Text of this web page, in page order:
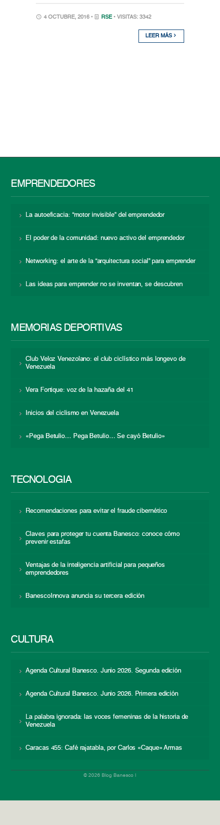
4 OCTUBRE, 2016 • RSE • VISITAS: 3342
LEER MÁS
EMPRENDEDORES
La autoeficacia: “motor invisible” del emprendedor
El poder de la comunidad: nuevo activo del emprendedor
Networking: el arte de la “arquitectura social” para emprender
Las ideas para emprender no se inventan, se descubren
MEMORIAS DEPORTIVAS
Club Veloz Venezolano: el club ciclístico más longevo de
Venezuela
Vera Fortique: voz de la hazaña del 41
Inicios del ciclismo en Venezuela
«Pega Betulio… Pega Betulio… Se cayó Betulio»
TECNOLOGÍA
Recomendaciones para evitar el fraude cibernético
Claves para proteger tu cuenta Banesco: conoce cómo
prevenir estafas
Ventajas de la inteligencia artificial para pequeños
emprendedores
BanescoInnova anuncia su tercera edición
CULTURA
Agenda Cultural Banesco. Junio 2026. Segunda edición
Agenda Cultural Banesco. Junio 2026. Primera edición
La palabra ignorada: las voces femeninas de la historia de
Venezuela
Caracas 455: Café rajatabla, por Carlos «Caque» Armas
© 2026 Blog Banesco |